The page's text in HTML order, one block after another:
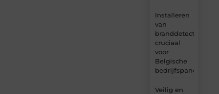
Installeren
van
branddetectie:
cruciaal
voor
Belgische
bedrijfspanden
Veilig en